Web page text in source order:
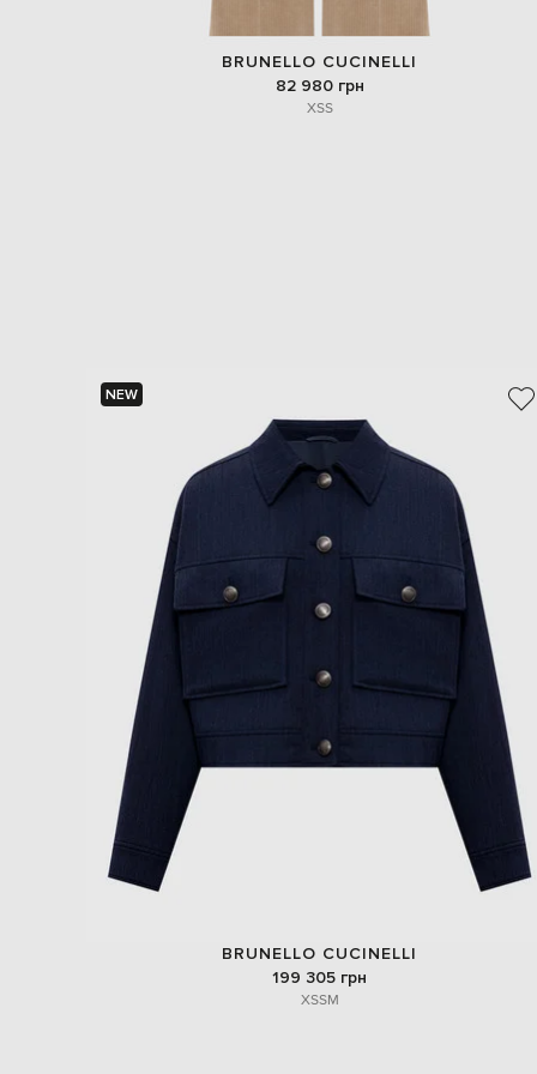
BRUNELLO CUCINELLI
82 980 грн
XSS
NEW
BRUNELLO CUCINELLI
199 305 грн
XSSM